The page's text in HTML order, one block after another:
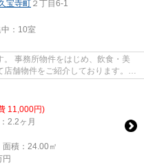
宝寺町 ２丁目6-1
： 10室
事務所物件をはじめ、飲食・美
舗物件をご紹介しております。
11,000円)
2.2ヶ月
積：24.00㎡
円